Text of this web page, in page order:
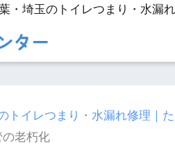
・埼玉のトイレつまり・水漏
トイレつまり・水漏れ修理｜
老朽化